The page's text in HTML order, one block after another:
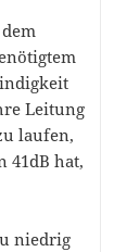
Leitung
laufen,
41dB hat,
niedrig